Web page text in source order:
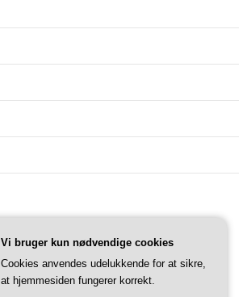
Vi bruger kun nødvendige cookies
Cookies anvendes udelukkende for at sikre,
at hjemmesiden fungerer korrekt.